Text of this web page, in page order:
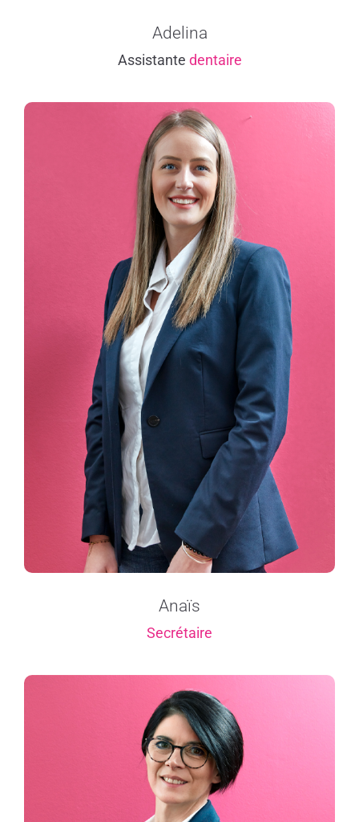
Adelina
Assistante dentaire
Anaïs
Secrétaire